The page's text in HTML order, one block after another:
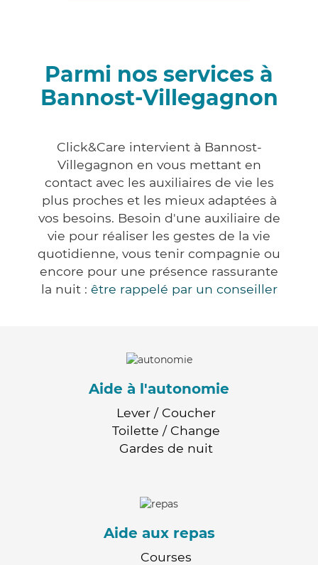
Parmi nos services à
Bannost-Villegagnon
Click&Care intervient à Bannost-
Villegagnon en vous mettant en
contact avec les auxiliaires de vie les
plus proches et les mieux adaptées à
vos besoins. Besoin d'une auxiliaire de
vie pour réaliser les gestes de la vie
quotidienne, vous tenir compagnie ou
encore pour une présence rassurante
la nuit : être rappelé par un conseiller
Aide à l'autonomie
Lever / Coucher
Toilette / Change
Gardes de nuit
Aide aux repas
Courses